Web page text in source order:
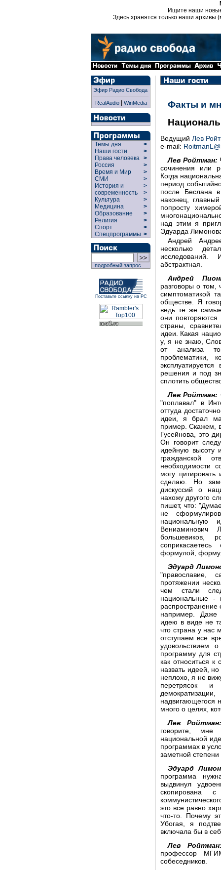
Ищите наши
Здесь хранятся только наши архивы
Эфир Радио Свобода
RealAudio| WinMedia
Темы дня
>
Наши гости
>
Права человека >
Россия
>
Время и Мир
>
СМИ
>
История и
современность
>
>
Культура
>
Медицина
>
Образование
>
Религия
>
Спорт
>
Спецпрограммы >
подробный запрос
Поставьте ссылку на РС
Факты и
Ведущий Лев
e-mail:
Лев Ройтман:
сочинения или
Когда
период
после Беслана
наконец,
попросту
над этим я
Эдуарда
Андрей
несколько
исследований.
абстрактная.
Андрей
разговоры о том,
симптоматикой
обществе. Я
ведь те же
они
страны,
идеи. Какая
у, я не знаю,
от анализа
проблематики,
решения и под
сплотить
Лев Ройтман:
"поплавал" в
оттуда
идеи, я брал
пример. Скажем,
Гусейнова, это
Он говорит
идейную высоту
гражданской
необходимости
могу
сделаю. Но
дискуссий о
нахожу другого
пишет, что:
не
Вениаминович
большевиков,
формулой,
Эдуард
"православие,
протяжении
чем стали
национальные -
например. Даже
идею в виде не
что страна у нас
отступаем все
удовольствием
программу для
как относиться
назвать идеей,
неплохо, я не
перетрясок и
надвигающегося
много о целях,
Лев Ройтман:
говорите, мне
национальной
программах в
заметной
Эдуард
программа
выдвинул
скопирована
это все равно
что-то. Почему
Убогая, я
включала бы в
Лев
профессор
собеседников.